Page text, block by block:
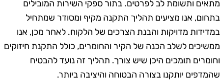
ותשומת לב לפרטים. בתור ספקי השירות המובילים
אנו מציעים תהליך התקנה מקיף ומסודר שמתחיל
מדויקות והבנת הצרכים של הלקוח. לאחר מכן, אנו
לשלב הכנה של הקיר והחומרים, כולל התקנת חיזוקים
תומכים היכן שיש צורך. תהליך זה נועד להבטיח
יותקנו בצורה הבטוחה והיציבה ביותר.